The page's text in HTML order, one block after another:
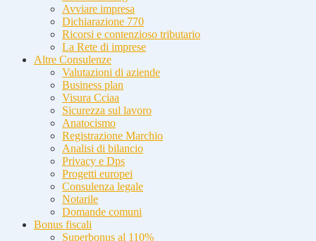
Avviare impresa
Dichiarazione 770
Ricorsi e contenzioso tributario
La Rete di imprese
Altre Consulenze
Valutazioni di aziende
Business plan
Visura Cciaa
Sicurezza sul lavoro
Anatocismo
Registrazione Marchio
Analisi di bilancio
Privacy e Dps
Progetti europei
Consulenza legale
Notarile
Domande comuni
Bonus fiscali
Superbonus al 110%